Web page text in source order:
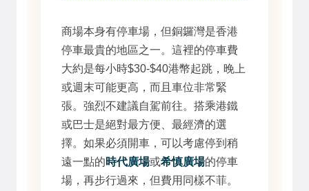
商場本身有停車場，但銅鑼灣是香港
停車最貴的地區之一。這裡的停車費
大約是每小時$30-$40港幣起跳，晚上
或週末可能更高，而且車位非常緊
張。強烈不建議自駕前往。搭乘港鐵
或巴士是絕對最方便、最經濟的選
擇。如果必須開車，可以考慮停到稍
遠一點的時代廣場或希慎廣場的停車
場，再步行過來，但費用同樣不菲。